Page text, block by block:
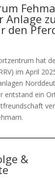
Anlage
den
hat
im April
entstand ein
&